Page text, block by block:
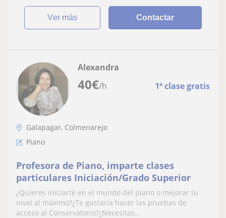
ver más Contactar
40€/h 1ª clase gratis
Alexandra
Galapagar, Colmenarejo
Piano
Profesora de Piano, imparte clases
particulares Iniciación/Grado Superior
¿Quieres iniciarte en el mundo del piano o mejorar tu
nivel al máximo?¿Te gustaría hacer las pruebas de
acceso al Conservatorio?¿Necesitas...